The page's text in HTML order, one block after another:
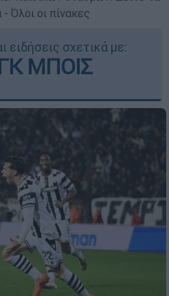
Όλοι οι πίνακες
ειδήσεις σχετικά με:
ΜΠΟΙΣ